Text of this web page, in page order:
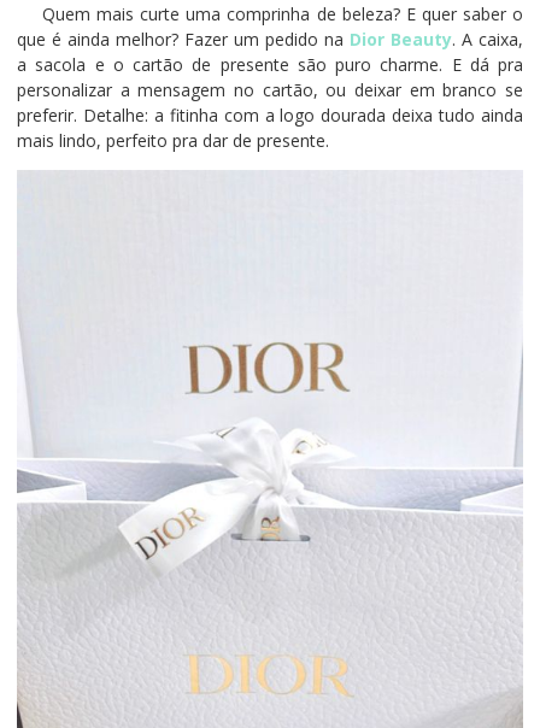
Quem mais curte uma comprinha de beleza? E quer saber o
que é ainda melhor? Fazer um pedido na Dior Beauty. A caixa,
a sacola e o cartão de presente são puro charme. E dá pra
personalizar a mensagem no cartão, ou deixar em branco se
preferir. Detalhe: a fitinha com a logo dourada deixa tudo ainda
mais lindo, perfeito pra dar de presente.